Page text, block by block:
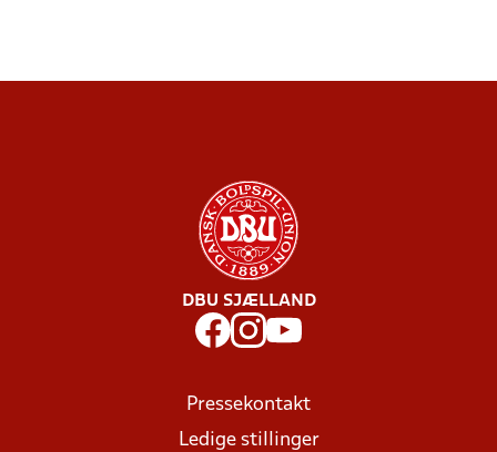
DBU SJÆLLAND
Pressekontakt
Ledige stillinger